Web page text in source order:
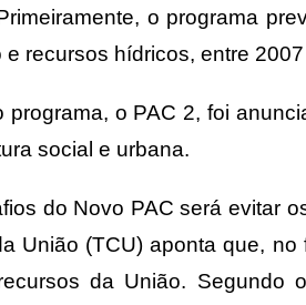
o programa
recursos hídricos, entre
programa, o PAC 2, foi
social e urbana.
do Novo PAC será evitar
União (TCU) aponta que,
da União. Segundo